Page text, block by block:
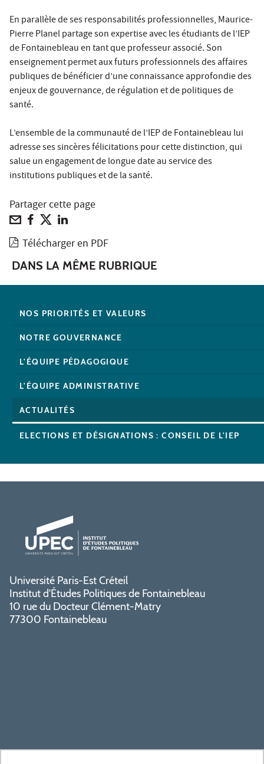
En parallèle de ses responsabilités professionnelles, Maurice-
Pierre Planel partage son expertise avec les étudiants de l’IEP
de Fontainebleau en tant que professeur associé. Son
enseignement permet aux futurs professionnels des affaires
publiques de bénéficier d’une connaissance approfondie des
enjeux de gouvernance, de régulation et de politiques de
santé.
L’ensemble de la communauté de l’IEP de Fontainebleau lui
adresse ses sincères félicitations pour cette distinction, qui
salue un engagement de longue date au service des
institutions publiques et de la santé.
Partager cette page
Télécharger en PDF
DANS LA MÊME RUBRIQUE
NOS PRIORITÉS ET VALEURS
NOTRE GOUVERNANCE
L'ÉQUIPE PÉDAGOGIQUE
L'ÉQUIPE ADMINISTRATIVE
ACTUALITÉS
ELECTIONS ET DÉSIGNATIONS : CONSEIL DE L'IEP
Université Paris-Est Créteil
Institut d'Études Politiques de Fontainebleau
10 rue du Docteur Clément-Matry
77300 Fontainebleau